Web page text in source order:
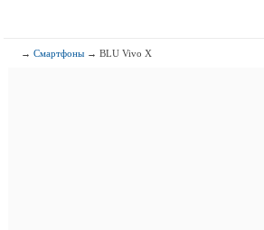
→Смартфоны → BLU Vivo X